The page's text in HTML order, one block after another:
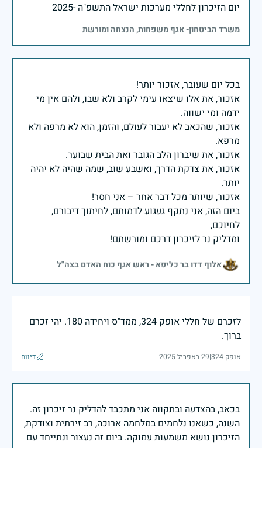
יום הזיכרון לחללי מערכות ישראל התשפ"ה -2025
משרד הביטחון- אגף משפחות, הנצחה ומורשת
אזכור, את אלו שיצאו עימי לקרב ולא שבו, ולהם אין מי
אזכור, שהכאב לא יעבור לעולם, והזמן, הוא לא מרפה ולא
אזכור, את צדקת הדרך, ואשבע שוב, שמה שהיה לא יהיה
ביום הזה, אני נתקף געגוע לדמותם, לחיתוך דיבורם,
ומדליק נר לזיכרון דרכם ומורשתם!
אלוף דדו בר כליפא - ראש אגף כוח האדם בצה"ל
לזכרם של חללי אופק 324, ממד"ס ויחידה 180. יהי זכרם
ברוך.
אופק 324 |29 באפריל 2025 דיווח
בכאב, בהצדעה ובתקווה אני מתכבד להדליק נר זיכרון זה.
השנה, כשאנו נלחמים במלחמה ארוכה, רב זירתית וצודקת,
הזיכרון נושא משמעות עמוקה. ביום זה נעצור ונתייחד עם